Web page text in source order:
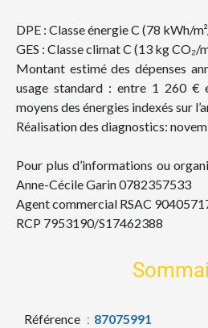
DPE : Classe énergie C (78 kWh/
GES : Classe climat C (13 kg CO₂/
Montant estimé des dépenses
usage standard : entre 1 260
moyens des énergies indexés sur
Réalisation des diagnostics:
Pour plus d’informations ou
Anne-Cécile Garin 0782357533
Agent commercial RSAC
RCP 7953190/S17462388
Référence 87075991